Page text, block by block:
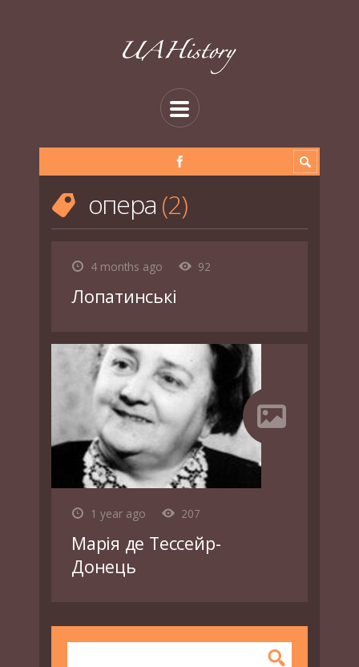
опера 2
4 months ago 92
Лопатинські
1 year ago 207
Марія де Тессейр-
Донець